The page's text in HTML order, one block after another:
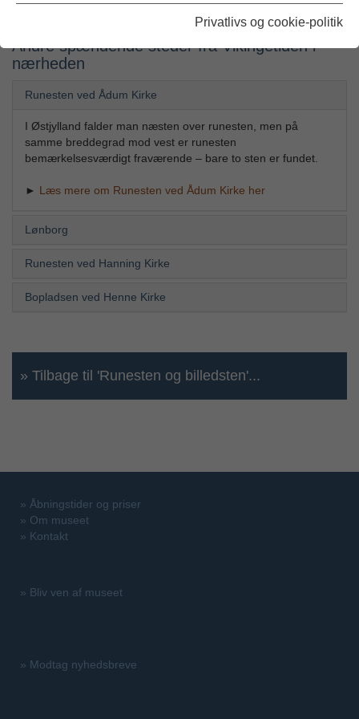
Privatlivs og cookie-politik
herfra og Sjellebro 30 km vestpå syd for Randers.
Andre spændende steder fra Vikingetiden i
nærheden
Runesten ved Ådum Kirke
I Østjylland falder man næsten over runesten, men på
samme breddegrad mod vest er runesten
bemærkelsesværdigt fraværende – bare to sten er fundet.
► Læs mere om Runesten ved Ådum Kirke her
Lønborg
Runesten ved Hanning Kirke
Bopladsen ved Henne Kirke
» Tilbage til 'Runesten og billedsten'...
» Åbningstider og priser
» Om museet
» Kontakt
» Bliv ven af museet
» Modtag nyhedsbreve